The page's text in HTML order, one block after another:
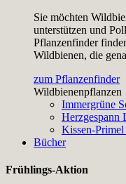
Sie möchten
unterstützen und
Pflanzenfinder
Wildbienen, die
zum Pflanzenfinder
Wildbienenpflanzen
Immergrüne
Herzgespann
Kissen-Primel
Bücher
Frühlings-Aktion